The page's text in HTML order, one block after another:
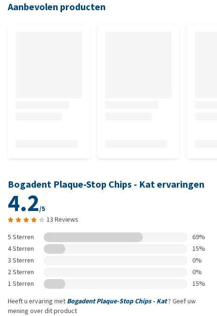
Aanbevolen producten
Bogadent Plaque-Stop Chips - Kat ervaringen
4.2/5
13 Reviews
5 Sterren
69%
4 Sterren
15%
3 Sterren
0%
2 Sterren
0%
1 Sterren
15%
Heeft u ervaring met Bogadent Plaque-Stop Chips - Kat? Geef uw
mening over dit product